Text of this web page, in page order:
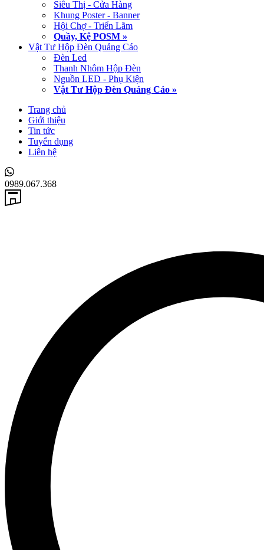
Siêu Thị - Cửa Hàng
Khung Poster - Banner
Hội Chợ - Triển Lãm
Quầy, Kệ POSM »
Vật Tư Hộp Đèn Quảng Cáo
Đèn Led
Thanh Nhôm Hộp Đèn
Nguồn LED - Phụ Kiện
Vật Tư Hộp Đèn Quảng Cáo »
Trang chủ
Giới thiệu
Tin tức
Tuyển dụng
Liên hệ
0989.067.368